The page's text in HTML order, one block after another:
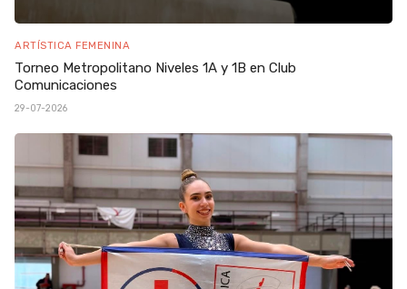
ARTÍSTICA FEMENINA
Torneo Metropolitano Niveles 1A y 1B en Club
Comunicaciones
29-07-2026